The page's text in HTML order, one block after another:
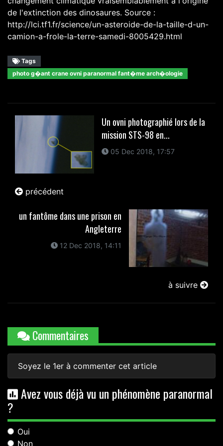
de l'extinction des dinosaures. Source :
http://lci.tf1.fr/science/un-asteroide-de-la-taille-d-un-
camion-a-frole-la-terre-samedi-8005429.html
Tags
photo g�ant crane ovni paranormal fant�me arch�ologie
Un ovni photographié lors de la
mission STS-98 en...
05 Dec 2018, 17:57
précédent
un fantôme dans une prison en
Angleterre
12 Dec 2018, 14:11
à suivre
Commentaires
Soyez le 1er à commenter cet article
Avez vous déjà vu un phénomène paranormal
?
Oui
Non